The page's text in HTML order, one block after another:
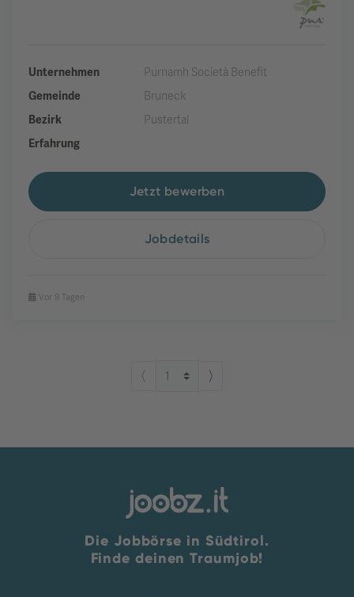
Unternehmen
Purnamh Società Benefit
Gemeinde
Bruneck
Bezirk
Pustertal
Erfahrung
Jetzt bewerben
Jobdetails
Vor 9 Tagen
⟨ ⟩
Die Jobbörse in Südtirol.
Finde deinen Traumjob!